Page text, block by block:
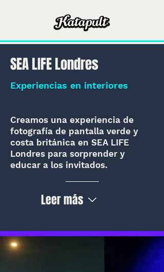
SEA LIFE Londres
Experiencias en interiores
Creamos una experiencia de
fotografía de pantalla verde y
costa británica en SEA LIFE
Londres para sorprender y
educar a los invitados.
Leer más